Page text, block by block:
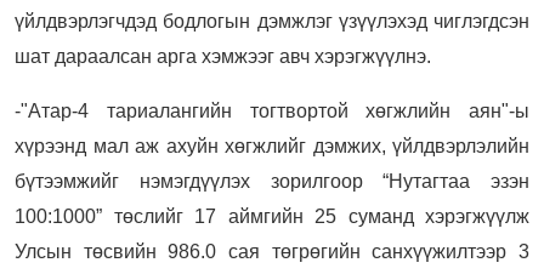
үйлдвэрлэгчдэд бодлогын дэмжлэг үзүүлэхэд чиглэгдсэн
шат дараалсан арга хэмжээг авч хэрэгжүүлнэ.
-"Атар-4 тариалангийн тогтвортой хөгжлийн аян"-ы
хүрээнд мал аж ахуйн хөгжлийг дэмжих, үйлдвэрлэлийн
бүтээмжийг нэмэгдүүлэх зорилгоор “Нутагтаа эзэн
100:1000” төслийг 17 аймгийн 25 суманд хэрэгжүүлж
Улсын төсвийн 986.0 сая төгрөгийн санхүүжилтээр 3